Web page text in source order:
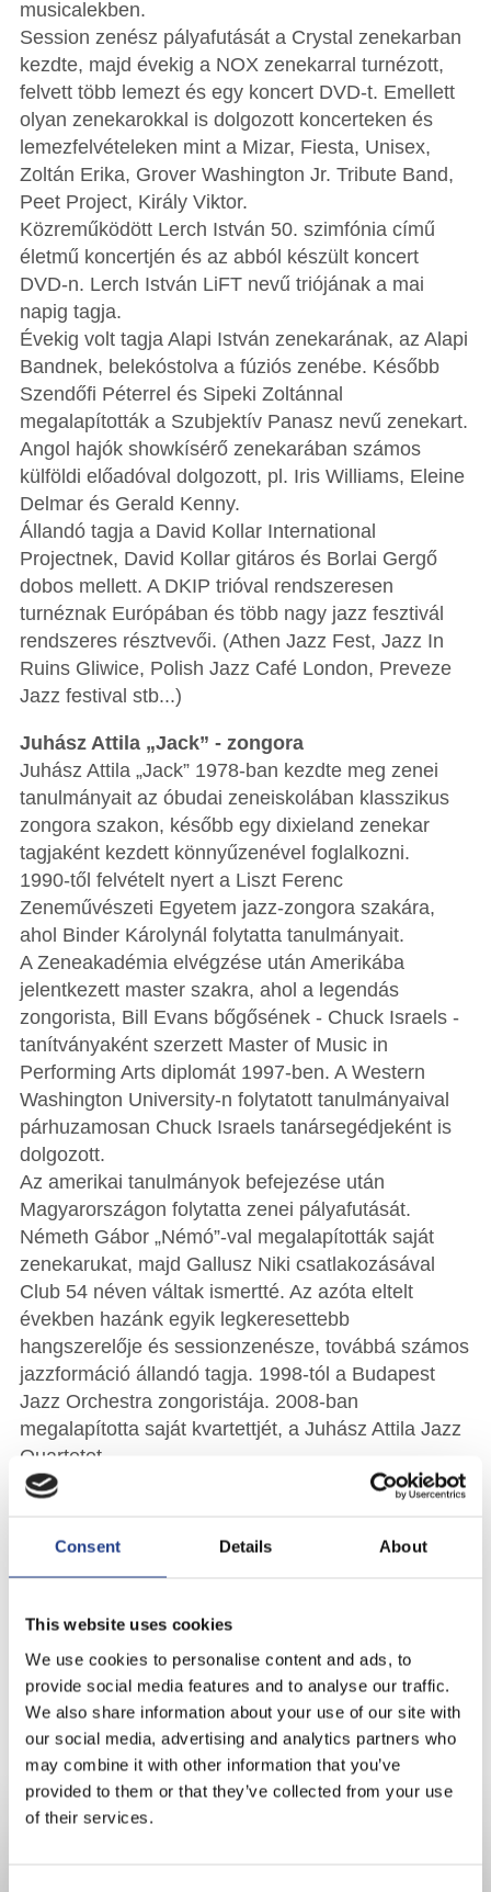
Consent Details About
This website uses cookies
We use cookies to personalise content and ads, to
provide social media features and to analyse our traffic.
We also share information about your use of our site with
our social media, advertising and analytics partners who
may combine it with other information that you’ve
provided to them or that they’ve collected from your use
of their services.
musicalekben.
Session zenész pályafutását a Crystal zenekarban
kezdte, majd évekig a NOX zenekarral turnézott,
felvett több lemezt és egy koncert DVD-t. Emellett
olyan zenekarokkal is dolgozott koncerteken és
lemezfelvételeken mint a Mizar, Fiesta, Unisex,
Zoltán Erika, Grover Washington Jr. Tribute Band,
Peet Project, Király Viktor.
Közreműködött Lerch István 50. szimfónia című
életmű koncertjén és az abból készült koncert
DVD-n. Lerch István LiFT nevű triójának a mai
napig tagja.
Évekig volt tagja Alapi István zenekarának, az Alapi
Bandnek, belekóstolva a fúziós zenébe. Később
Szendőfi Péterrel és Sipeki Zoltánnal
megalapították a Szubjektív Panasz nevű zenekart.
Angol hajók showkísérő zenekarában számos
külföldi előadóval dolgozott, pl. Iris Williams, Eleine
Delmar és Gerald Kenny.
Állandó tagja a David Kollar International
Projectnek, David Kollar gitáros és Borlai Gergő
dobos mellett. A DKIP trióval rendszeresen
turnéznak Európában és több nagy jazz fesztivál
rendszeres résztvevői. (Athen Jazz Fest, Jazz In
Ruins Gliwice, Polish Jazz Café London, Preveze
Jazz festival stb...)
Juhász Attila „Jack” - zongora
Juhász Attila „Jack” 1978-ban kezdte meg zenei
tanulmányait az óbudai zeneiskolában klasszikus
zongora szakon, később egy dixieland zenekar
tagjaként kezdett könnyűzenével foglalkozni.
1990-től felvételt nyert a Liszt Ferenc
Zeneművészeti Egyetem jazz-zongora szakára,
ahol Binder Károlynál folytatta tanulmányait.
A Zeneakadémia elvégzése után Amerikába
jelentkezett master szakra, ahol a legendás
zongorista, Bill Evans bőgősének - Chuck Israels -
tanítványaként szerzett Master of Music in
Performing Arts diplomát 1997-ben. A Western
Washington University-n folytatott tanulmányaival
párhuzamosan Chuck Israels tanársegédjeként is
dolgozott.
Az amerikai tanulmányok befejezése után
Magyarországon folytatta zenei pályafutását.
Németh Gábor „Némó”-val megalapították saját
zenekarukat, majd Gallusz Niki csatlakozásával
Club 54 néven váltak ismertté. Az azóta eltelt
években hazánk egyik legkeresettebb
hangszerelője és sessionzenésze, továbbá számos
jazzformáció állandó tagja. 1998-tól a Budapest
Jazz Orchestra zongoristája. 2008-ban
megalapította saját kvartettjét, a Juhász Attila Jazz
Quartetet.
Játszott George Duke-al, Peter Erskine-vel,
Lakatossal, Nyári Károllyal, Malek Andreával,
Erikával, Zsédával, Bársony Bálinttal, Bereczki
Zoltánnal, Vastag Csabával, Vastag Tamással,
Varga Viktorral, és még sokakkal.
Az énekes facebook oldala